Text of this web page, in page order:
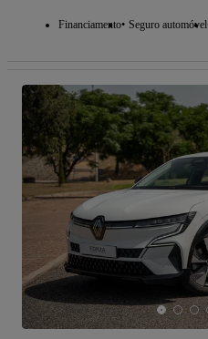
Financiamento Seguro automóvel